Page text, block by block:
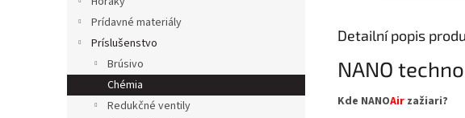
Prídavné materiály
Príslušenstvo
Brúsivo
Chémia
Redukčné ventily
Detailní popis
NANO
Kde NANOAir zažiari?